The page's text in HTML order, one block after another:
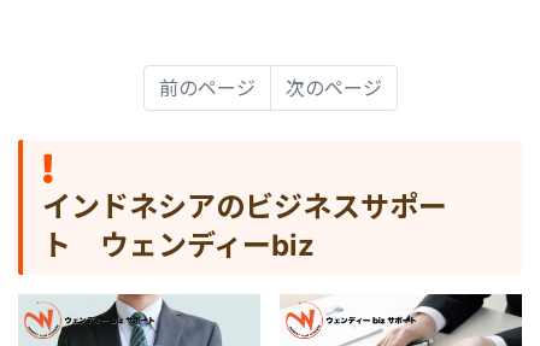
前のページ 次のページ
インドネシアのビジネスサポー
ト ウェンディーbiz